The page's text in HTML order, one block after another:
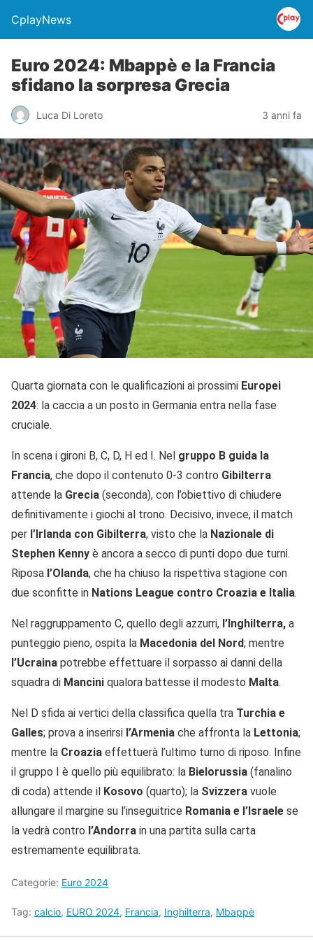
CplayNews
Euro 2024: Mbappè e la Francia
sfidano la sorpresa Grecia
Luca Di Loreto 3 anni fa
Quarta giornata con le qualificazioni ai prossimi Europei
2024: la caccia a un posto in Germania entra nella fase
cruciale.
In scena i gironi B, C, D, H ed I. Nel gruppo B guida la
Francia, che dopo il contenuto 0-3 contro Gibilterra
attende la Grecia (seconda), con l’obiettivo di chiudere
definitivamente i giochi al trono. Decisivo, invece, il match
per l’Irlanda con Gibilterra, visto che la Nazionale di
Stephen Kenny è ancora a secco di punti dopo due turni.
Riposa l’Olanda, che ha chiuso la rispettiva stagione con
due sconfitte in Nations League contro Croazia e Italia.
Nel raggruppamento C, quello degli azzurri, l’Inghilterra, a
punteggio pieno, ospita la Macedonia del Nord; mentre
l’Ucraina potrebbe effettuare il sorpasso ai danni della
squadra di Mancini qualora battesse il modesto Malta.
Nel D sfida ai vertici della classifica quella tra Turchia e
Galles; prova a inserirsi l’Armenia che affronta la Lettonia;
mentre la Croazia effettuerà l’ultimo turno di riposo. Infine
il gruppo I è quello più equilibrato: la Bielorussia (fanalino
di coda) attende il Kosovo (quarto); la Svizzera vuole
allungare il margine su l’inseguitrice Romania e l’Israele se
la vedrà contro l’Andorra in una partita sulla carta
estremamente equilibrata.
Categorie: Euro 2024
Tag: calcio, EURO 2024, Francia, Inghilterra, Mbappè